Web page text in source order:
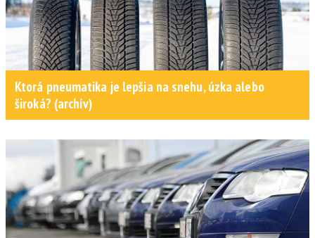
Ktorá pneumatika je lepšia na snehu, úzka alebo
široká? (archív)